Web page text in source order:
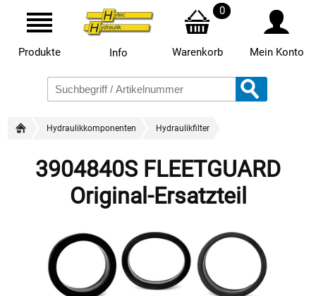
Produkte Info
0
Warenkorb Mein Konto
Hydraulikkomponenten Hydraulikfilter
3904840S FLEETGUARD
Original-Ersatzteil